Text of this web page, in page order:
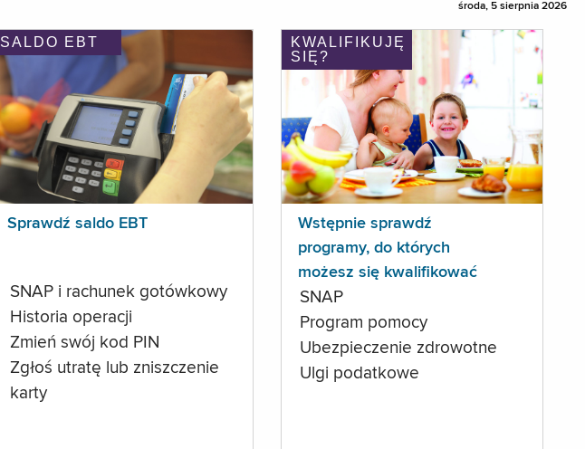
środa, 5 sierpnia 2026
SALDO EBT
Sprawdź saldo EBT
SNAP i rachunek gotówkowy
Historia operacji
Zmień swój kod PIN
Zgłoś utratę lub zniszczenie
karty
KWALIFIKUJĘ
SIĘ?
Wstępnie sprawdź
programy, do których
możesz się kwalifikować
SNAP
Program pomocy
Ubezpieczenie zdrowotne
Ulgi podatkowe